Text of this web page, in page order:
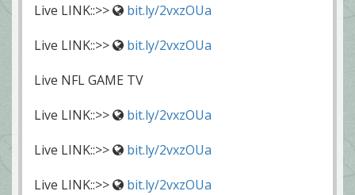
Live LINK::>>
bit.ly/2vxzOUa
Live LINK::>>
bit.ly/2vxzOUa
Live NFL GAME TV
Live LINK::>>
bit.ly/2vxzOUa
Live LINK::>>
bit.ly/2vxzOUa
Live LINK::>>
bit.ly/2vxzOUa